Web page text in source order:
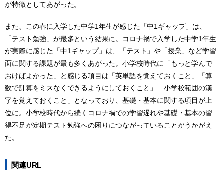
が特徴としてあがった。
また、この春に入学した中学1年生が感じた「中1ギャップ」は、
「テスト勉強」が最多という結果に。コロナ禍で入学した中学1年生
が実際に感じた「中1ギャップ」は、「テスト」や「授業」など学習
面に関する課題が最も多くあがった。小学校時代に「もっと学んで
おけばよかった」と感じる項目は「英単語を覚えておくこと」「算
数で計算をミスなくできるようにしておくこと」「小学校範囲の漢
字を覚えておくこと」となっており、基礎・基本に関する項目が上
位に。小学校時代から続くコロナ禍での学習遅れや基礎・基本の習
得不足が定期テスト勉強への困りにつながっていることがうかがえ
た。
関連URL